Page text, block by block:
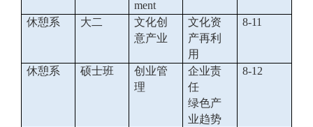
ment
休憩系 大二
文化创
意产业
文化资
产再利
用
8-11
休憩系 硕士班
创业管
理
企业责
任
绿色产
业趋势
8-12